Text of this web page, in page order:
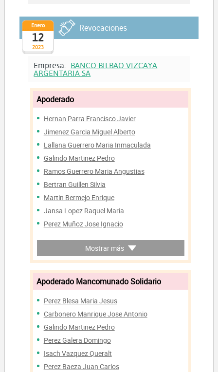
2023
Enero
12
Revocaciones
Empresa: BANCO BILBAO VIZCAYA
ARGENTARIA SA
Apoderado
Hernan Parra Francisco Javier
Jimenez Garcia Miguel Alberto
Lallana Guerrero Maria Inmaculada
Galindo Martinez Pedro
Ramos Guerrero Maria Angustias
Bertran Guillen Silvia
Martin Bermejo Enrique
Jansa Lopez Raquel Maria
Perez Muñoz Jose Ignacio
Jurado Pascual Juan Jose
Lopez Sausor Jesus
Ramirez Macias Lucia Teresa
Martinez Gil Gema
Viñals Rojas Anna Maria
Llimona Salo Antoni
Jimenez Flores Maria Beatriz
Rodriguez Lopez Maria Isabel
Santaren Ciudad Francisco Javier
Ribo Bansell Jaime
Mostrar más
Apoderado Mancomunado Solidario
Perez Blesa Maria Jesus
Carbonero Manrique Jose Antonio
Galindo Martinez Pedro
Perez Galera Domingo
Isach Vazquez Queralt
Perez Baeza Juan Carlos